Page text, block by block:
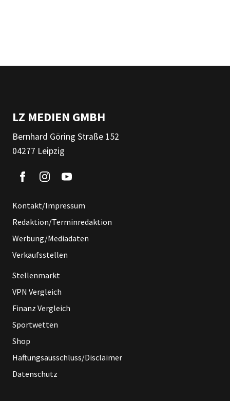
LZ MEDIEN GMBH
Bernhard Göring Straße 152
04277 Leipzig
Kontakt/Impressum
Redaktion/Terminredaktion
Werbung/Mediadaten
Verkaufsstellen
Stellenmarkt
VPN Vergleich
Finanz Vergleich
Sportwetten
Shop
Haftungsausschluss/Disclaimer
Datenschutz